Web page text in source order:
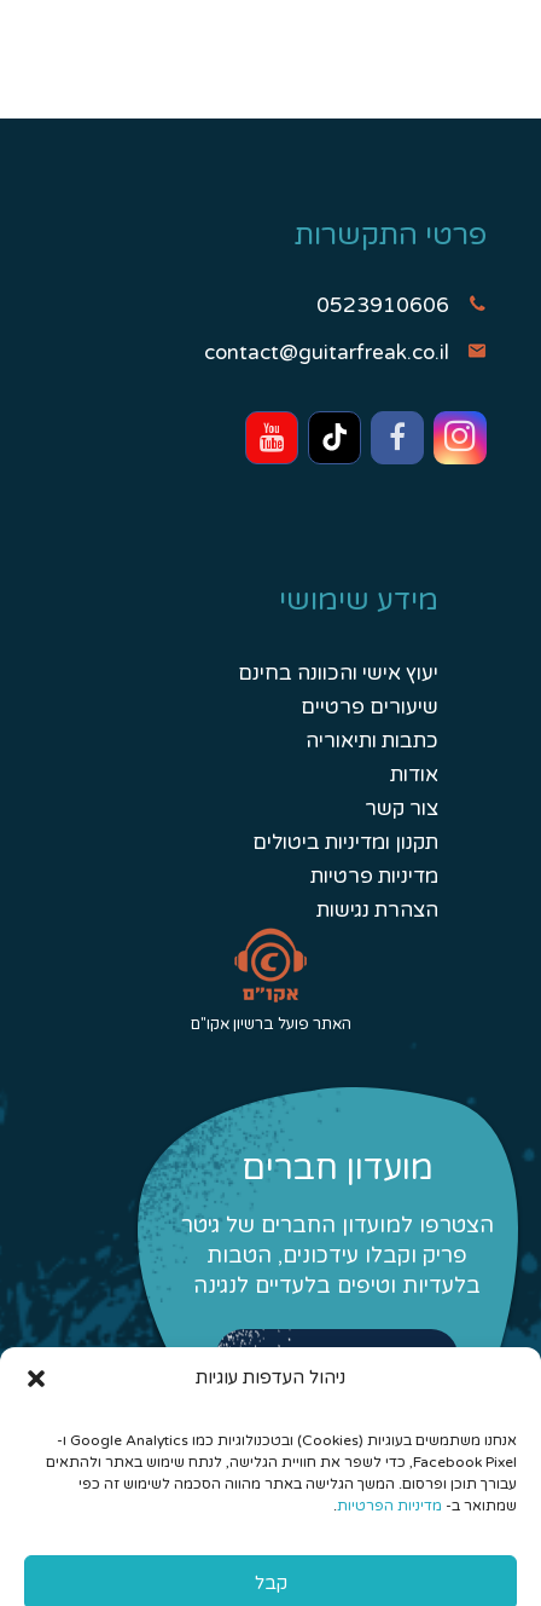
ניהול העדפות עוגיות
אנחנו משתמשים בעוגיות (Cookies) ובטכנולוגיות כמו Google Analytics ו-
Facebook Pixel, כדי לשפר את חוויית הגלישה, לנתח שימוש באתר ולהתאים
עבורך תוכן ופרסום. המשך הגלישה באתר מהווה הסכמה לשימוש זה כפי
שמתואר ב- מדיניות הפרטיות.
קבל
פרטי התקשרות
0523910606
contact@guitarfreak.co.il
מידע שימושי
יעוץ אישי והכוונה בחינם
שיעורים פרטיים
כתבות ותיאוריה
אודות
צור קשר
תקנון ומדיניות ביטולים
מדיניות פרטיות
הצהרת נגישות
האתר פועל ברשיון אקו"ם
מועדון חברים
הצטרפו למועדון החברים של גיטר
פריק וקבלו עידכונים, הטבות
בלעדיות וטיפים בלעדיים לנגינה
לפרטים והצטרפות
© 2026 כל הזכויות שמורות לגיטר פריק - לימוד גיטרה אונליין